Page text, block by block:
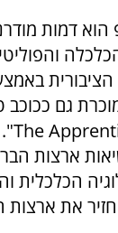
הוא דמות
גם ככוכב
The
ארצות
הכלכלית
את ארצות